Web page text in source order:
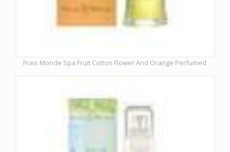
Frais Monde Spa Fruit Cotton Flower And Orange Perfumed